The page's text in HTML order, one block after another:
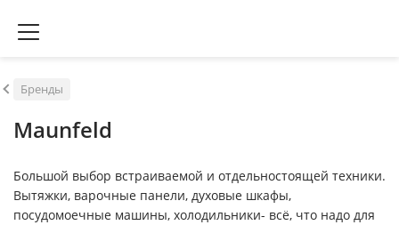
Бренды
Maunfeld
Большой выбор встраиваемой и отдельностоящей техники.
Вытяжки, варочные панели, духовые шкафы,
посудомоечные машины, холодильники- всё, что надо для